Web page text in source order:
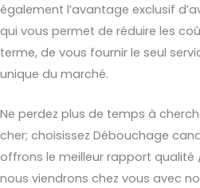
également l’avantage exclusif
qui vous permet de réduire les
terme, de vous fournir le seul
unique du marché.
Ne perdez plus de temps à
cher; choisissez Débouchage
offrons le meilleur rapport qualité
nous viendrons chez vous avec